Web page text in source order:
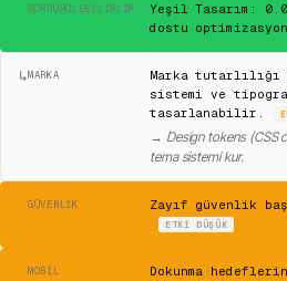
SÜRDÜRÜLEBILIRLIK
Yeşil Tasarım:
dostu
↳MARKA
Marka
sistemi ve
tasarlanabilir.
→ Design tokens (CSS
tema sistemi kur.
GÜVENLIK Zayıf güvenlik
ETKI DÜŞÜK
MOBIL
Dokunma